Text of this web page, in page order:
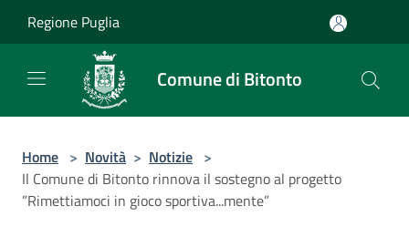
Regione Puglia
Comune di Bitonto
Home > Novità > Notizie >
Il Comune di Bitonto rinnova il sostegno al progetto
”Rimettiamoci in gioco sportiva...mente”